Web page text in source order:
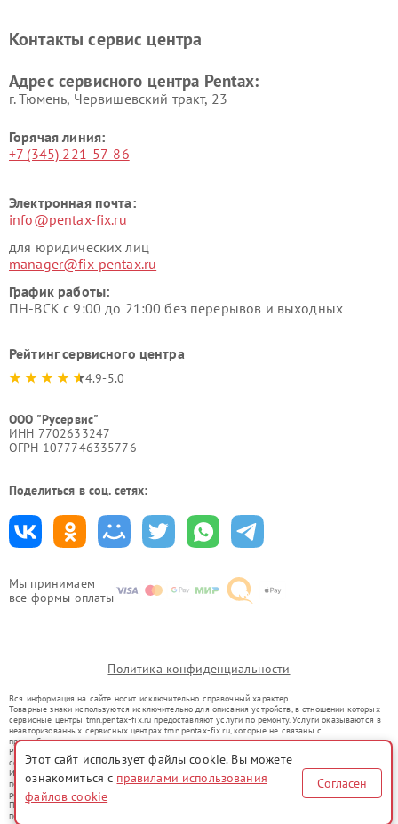
Мы принимаем
все формы оплаты
Контакты сервис центра
Адрес сервисного центра Pentax:
г. Тюмень, ​Червишевский тракт, 23
Горячая линия:
+7 (345) 221-57-86
Электронная почта:
info@pentax-fix.ru
для юридических лиц
manager@fix-pentax.ru
График работы:
ПН-ВСК с 9:00 до 21:00 без перерывов и выходных
Рейтинг сервисного центра
4.9-5.0
ООО "Русервис"
ИНН 7702633247
ОГРН 1077746335776
Поделиться в соц. сетях:
Политика конфиденциальности
Вся информация на сайте носит исключительно справочный характер.
Товарные знаки используются исключительно для описания устройств, в отношении которых
сервисные центры tmn.pentax-fix.ru предоставляют услуги по ремонту. Услуги оказываются в
неавторизованных сервисных центрах tmn.pentax-fix.ru, которые не связаны с
правообладателями товарных знаков или их официальными представителями.
Ремонт осуществляется для устройств, уже введенных в гражданский оборот в соответствии
со статьей 1487 ГК РФ.
Использование товарных знаков не преследует цели индивидуализации услуг или введения
потребителей в заблуждение, а служит для информирования о предоставляемых услугах по
ремонту техники указанных брендов.
Представленная на сайте информация не является публичной офертой, определяемой
положениями Статьи 437(2) Гражданского кодекса РФ
Этот сайт использует файлы cookie. Вы можете
ознакомиться с правилами использования
файлов cookie
Согласен